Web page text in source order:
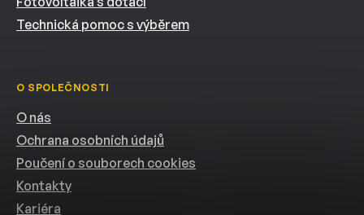
Technická pomoc s výběrem
O SPOLEČNOSTI
O nás
Ochrana osobních údajů
Poučení o souborech cookies
Kontakty
Kariéra